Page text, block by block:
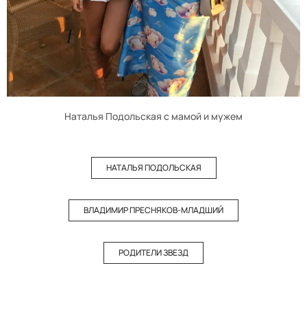
Наталья Подольская с мамой и мужем
НАТАЛЬЯ ПОДОЛЬСКАЯ
ВЛАДИМИР ПРЕСНЯКОВ-МЛАДШИЙ
РОДИТЕЛИ ЗВЕЗД